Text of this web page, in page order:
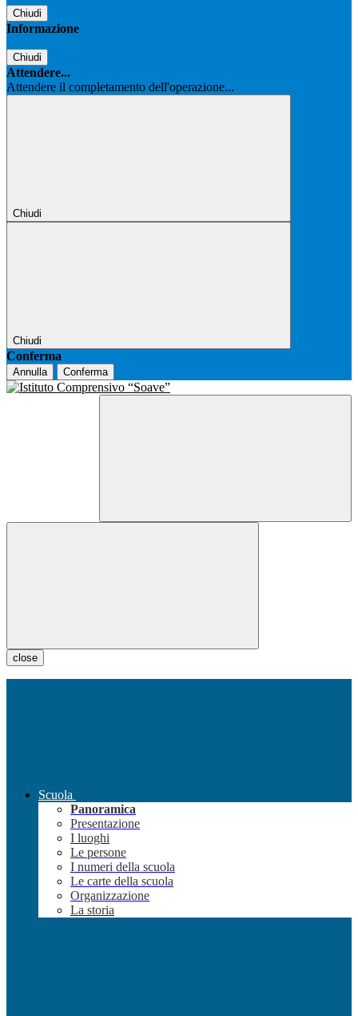
Chiudi
Informazione
Chiudi
Attendere...
Attendere il completamento dell'operazione...
Chiudi
Chiudi
Conferma
Annulla Conferma
close
Scuola
Panoramica
Presentazione
I luoghi
Le persone
I numeri della scuola
Le carte della scuola
Organizzazione
La storia